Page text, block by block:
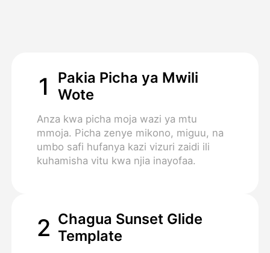
1
Pakia Picha ya Mwili
Wote
Anza kwa picha moja wazi ya mtu
mmoja. Picha zenye mikono, miguu, na
umbo safi hufanya kazi vizuri zaidi ili
kuhamisha vitu kwa njia inayofaa.
2 Chagua Sunset Glide
Template